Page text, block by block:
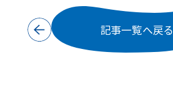
記事一覧へ戻る